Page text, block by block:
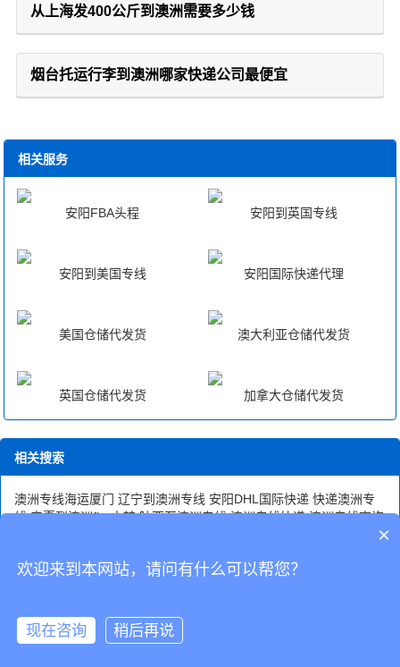
从上海发400公斤到澳洲需要多少钱
烟台托运行李到澳洲哪家快递公司最便宜
相关服务
安阳FBA头程 安阳到英国专线
安阳到美国专线 安阳国际快递代理
美国仓储代发货 澳大利亚仓储代发货
英国仓储代发货 加拿大仓储代发货
相关搜索
澳洲专线海运厦门 辽宁到澳洲专线 安阳DHL国际快递 快递澳洲专
线 宁夏到澳洲fba中转 陕西至澳洲专线 澳洲专线快递 澳洲专线查询
×
欢迎来到本网站，请问有什么可以帮您？
现在咨询 稍后再说